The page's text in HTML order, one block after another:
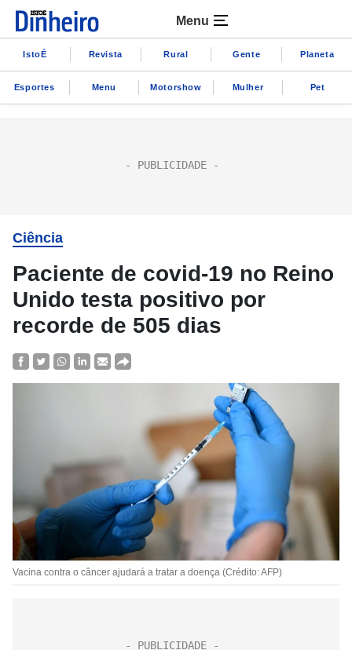
Menu
IstoÉ Revista Rural Gente Planeta
Esportes Menu Motorshow Mulher Pet
Ciência
Paciente de covid-19 no Reino
Unido testa positivo por
recorde de 505 dias
Vacina contra o câncer ajudará a tratar a doença (Crédito: AFP)